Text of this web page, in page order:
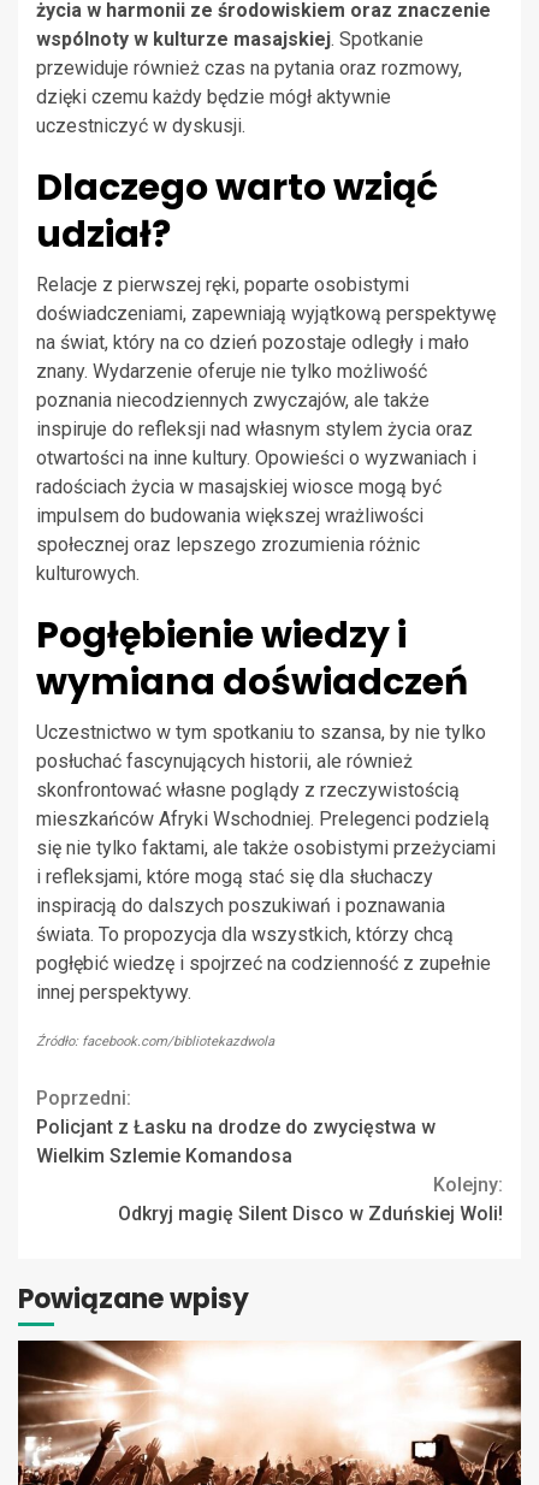
życia w harmonii ze środowiskiem oraz znaczenie
wspólnoty w kulturze masajskiej. Spotkanie
przewiduje również czas na pytania oraz rozmowy,
dzięki czemu każdy będzie mógł aktywnie
uczestniczyć w dyskusji.
Dlaczego warto wziąć
udział?
Relacje z pierwszej ręki, poparte osobistymi
doświadczeniami, zapewniają wyjątkową perspektywę
na świat, który na co dzień pozostaje odległy i mało
znany. Wydarzenie oferuje nie tylko możliwość
poznania niecodziennych zwyczajów, ale także
inspiruje do refleksji nad własnym stylem życia oraz
otwartości na inne kultury. Opowieści o wyzwaniach i
radościach życia w masajskiej wiosce mogą być
impulsem do budowania większej wrażliwości
społecznej oraz lepszego zrozumienia różnic
kulturowych.
Pogłębienie wiedzy i
wymiana doświadczeń
Uczestnictwo w tym spotkaniu to szansa, by nie tylko
posłuchać fascynujących historii, ale również
skonfrontować własne poglądy z rzeczywistością
mieszkańców Afryki Wschodniej. Prelegenci podzielą
się nie tylko faktami, ale także osobistymi przeżyciami
i refleksjami, które mogą stać się dla słuchaczy
inspiracją do dalszych poszukiwań i poznawania
świata. To propozycja dla wszystkich, którzy chcą
pogłębić wiedzę i spojrzeć na codzienność z zupełnie
innej perspektywy.
Źródło: facebook.com/bibliotekazdwola
Continue
Reading
Poprzedni:
Policjant z Łasku na drodze do zwycięstwa w
Wielkim Szlemie Komandosa
Kolejny:
Odkryj magię Silent Disco w Zduńskiej Woli!
Powiązane wpisy